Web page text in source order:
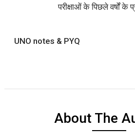
परीक्षाओं के पिछले वर्षों के
UNO notes & PYQ
About The